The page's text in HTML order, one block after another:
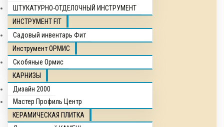
ШТУКАТУРНО-ОТДЕЛОЧНЫЙ ИНСТРУМЕНТ
ИНСТРУМЕНТ FIT
Садовый инвентарь Фит
Инструмент ОРМИС
Скобяные Ормис
КАРНИЗЫ
Дизайн 2000
Мастер Профиль Центр
КЕРАМИЧЕСКАЯ ПЛИТКА